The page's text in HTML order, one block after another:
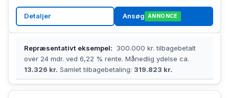
Detaljer Ansøg ANNONCE
Repræsentativt eksempel: 300.000 kr. tilbagebetalt
over 24 mdr. ved 6,22 % rente. Månedlig ydelse ca.
13.326 kr. Samlet tilbagebetaling: 319.823 kr.